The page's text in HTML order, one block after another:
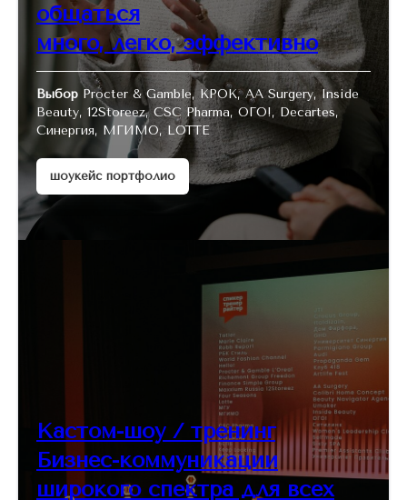
общаться
много, легко, эффективно
Выбор Procter & Gamble, КРОК, AA Surgery, Inside
Beauty, 12Storeez, CSC Pharma, ОГО!, Decartes,
Синергия, МГИМО, LOTTE
шоукейс портфолио
Кастом-шоу / тренинг
Бизнес-коммуникации
широкого спектра для всех